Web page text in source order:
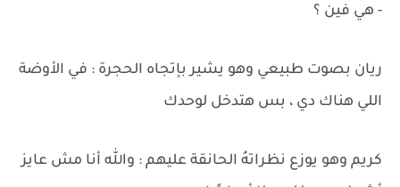
- هي فين ؟
ريان بصوت طبيعي وهو يشير بإتجاه الحجرة : في الأوضة
اللي هناك دي ، بس هتدخل لوحدك
كريم وهو يوزع نظراتهُ الحانقة عليهم : والله أنا مش عايز